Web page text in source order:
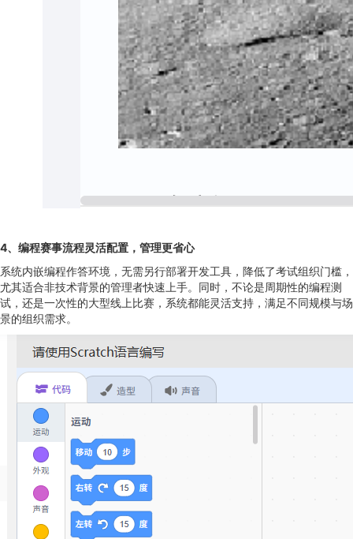
4、 编程赛事流程灵活配置，管理更省心
系统内嵌编程作答环境，无需另行部署开发工具，降低了考试组织门槛，
尤其适合非技术背景的管理者快速上手。同时，不论是周期性的编程测
试，还是一次性的大型线上比赛，系统都能灵活支持，满足不同规模与场
景的组织需求。